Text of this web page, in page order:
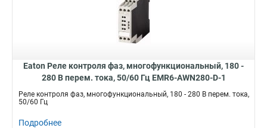
Eaton Реле контроля фаз, многофункциональный, 180 -
280 В перем. тока, 50/60 Гц EMR6-AWN280-D-1
Реле контроля фаз, многофункциональный, 180 - 280 В перем. тока,
50/60 Гц
Подробнее